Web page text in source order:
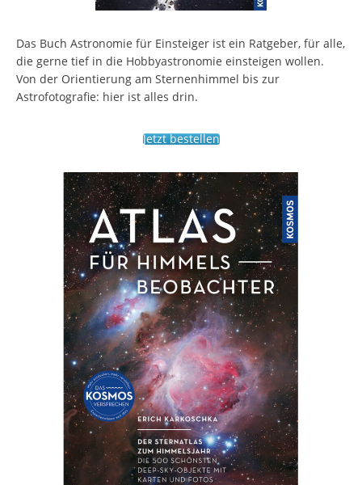
Das Buch Astronomie für Einsteiger ist ein Ratgeber, für alle,
die gerne tief in die Hobbyastronomie einsteigen wollen.
Von der Orientierung am Sternenhimmel bis zur
Astrofotografie: hier ist alles drin.
Jetzt bestellen